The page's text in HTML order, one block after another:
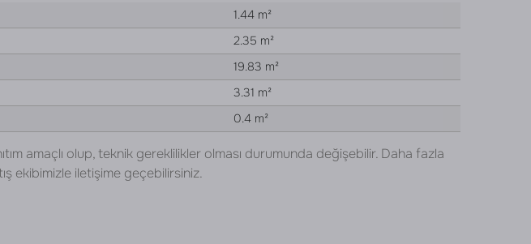
1.44 m²
2.35 m²
19.83 m²
3.31 m²
0.4 m²
amaçlı olup, teknik gereklilikler olması durumunda değişebilir. Daha fazla
ekibimizle iletişime geçebilirsiniz.